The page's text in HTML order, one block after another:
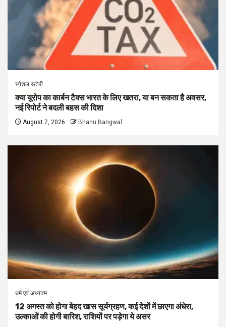
स्पेशल स्टोरी
क्या यूरोप का कार्बन टैक्स भारत के लिए खतरा, या बन सकता है अवसर,
नई रिपोर्ट ने बदली बहस की दिशा
August 7, 2026 Bhanu Bangwal
धर्म एवं अध्यात्म
12 अगस्त को होगा बेहद खास सूर्यग्रहण, कई देशों में छाएगा अंधेरा,
उल्काओं की होगी बारिश, राशियों पर पड़ेगा ये असर